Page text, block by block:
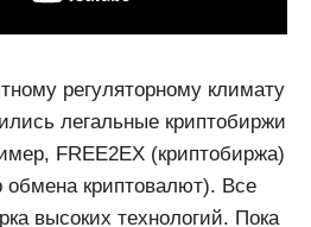
регуляторному климату
легальные криптобиржи
FREE2EX (криптобиржа)
обмена криптовалют). Все
высоких технологий. Пока